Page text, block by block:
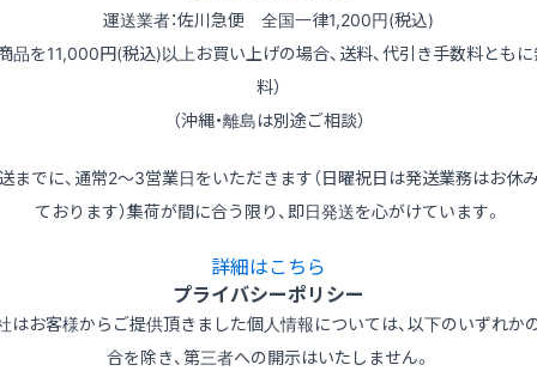
運送業者：佐川急便 全国一律1,200円(税込)
品を11,000円(税込)以上お買い上げの場合、送料、代引き手数料とも
料）
（沖縄・離島は別途ご相談）
までに、通常2～3営業日をいただきます（日曜祝日は発送業務はお休
ております）集荷が間に合う限り、即日発送を心がけています。
詳細はこちら
プライバシーポリシー
はお客様からご提供頂きました個人情報については、以下のいずれか
合を除き、第三者への開示はいたしません。